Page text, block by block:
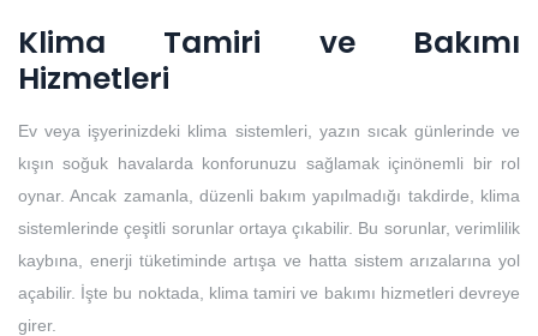
Klima Tamiri ve Bakımı
Hizmetleri
Ev veya işyerinizdeki klima sistemleri, yazın sıcak günlerinde ve
kışın soğuk havalarda konforunuzu sağlamak içinönemli bir rol
oynar. Ancak zamanla, düzenli bakım yapılmadığı takdirde, klima
sistemlerinde çeşitli sorunlar ortaya çıkabilir. Bu sorunlar, verimlilik
kaybına, enerji tüketiminde artışa ve hatta sistem arızalarına yol
açabilir. İşte bu noktada, klima tamiri ve bakımı hizmetleri devreye
girer.